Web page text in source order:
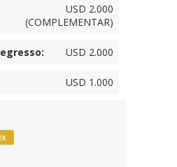
USD 2.000
(COMPLEMENTAR)
: USD 2.000
USD 1.000